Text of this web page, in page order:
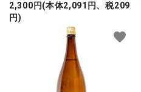
2,300円(本体2,091円、税209
円)
favorite